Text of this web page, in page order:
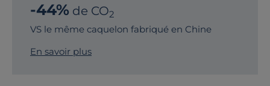
-44% de CO2
VS le même caquelon fabriqué en Chine
En savoir plus